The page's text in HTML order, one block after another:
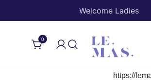
Welcome Ladies
Lemas
0
https://